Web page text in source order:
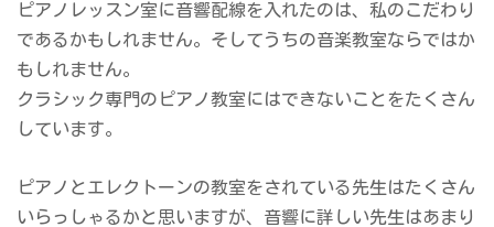
ピアノレッスン室に音響配線を入れたのは、私のこだわり
であるかもしれません。そしてうちの音楽教室ならではか
もしれません。
クラシック専門のピアノ教室にはできないことをたくさん
しています。
ピアノとエレクトーンの教室をされている先生はたくさん
いらっしゃるかと思いますが、音響に詳しい先生はあまり